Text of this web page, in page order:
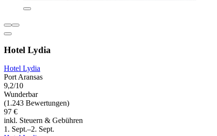
Hotel Lydia
Hotel Lydia
Port Aransas
9,2/10
Wunderbar
(1.243 Bewertungen)
97 €
inkl. Steuern & Gebühren
1. Sept.–2. Sept.